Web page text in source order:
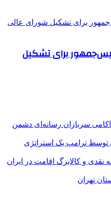
برای تشکیل
سربازان رسانه‌ای دشمن
توسط ترامپ یک استراتژی
نقدی و کالابرگ اقامت در ایران
تهران